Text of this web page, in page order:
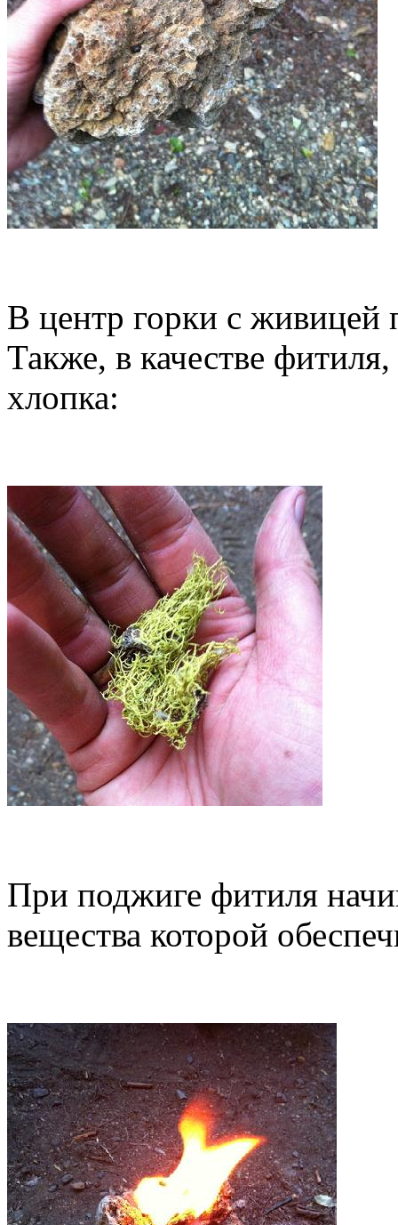
В центр горки с живицей
Также, в качестве
хлопка:
При поджиге фитиля
вещества которой